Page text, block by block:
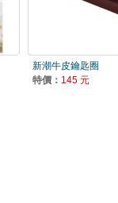
新潮牛皮鑰匙圈
特價： 145 元